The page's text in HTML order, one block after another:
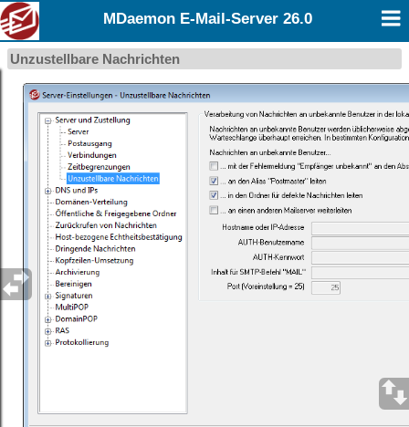
MDaemon E-Mail-Server 26.0
Unzustellbare Nachrichten